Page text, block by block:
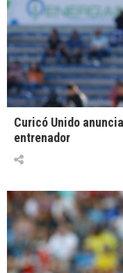
Curicó Unido
entrenador